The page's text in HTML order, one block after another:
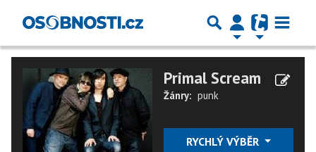
Primal Scream
Žánry: punk
RYCHLÝ VÝBĚR